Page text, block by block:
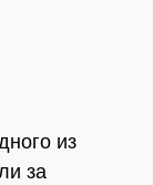
из
за